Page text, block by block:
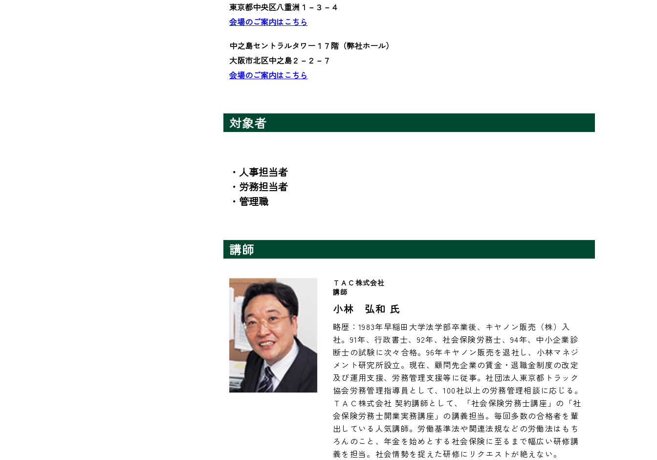
東京都中央区八重洲１－３－４
会場のご案内はこちら
中之島セントラルタワー１７階（弊社ホール）
大阪市北区中之島２－２－７
会場のご案内はこちら
対象者
・人事担当者
・労務担当者
・管理職
講師
ＴＡＣ株式会社
講師
小林 弘和 氏
略歴：1983年早稲田大学法学部卒業後、キヤノン販売（株）入
社。91年、行政書士、92年、社会保険労務士、94年、中小企業診
断士の試験に次々合格。96年キヤノン販売を退社し、小林マネジ
メント研究所設立。現在、顧問先企業の賃金・退職金制度の改定
及び運用支援、労務管理支援等に従事。社団法人東京都トラック
協会労務管理指導員として、100社以上の労務管理相談に応じる。
ＴＡＣ株式会社 契約講師として、「社会保険労務士講座」の「社
会保険労務士開業実務講座」の講義担当。毎回多数の合格者を輩
出している人気講師。労働基準法や関連法規などの労働法はもち
ろんのこと、年金を始めとする社会保険に至るまで幅広い研修講
義を担当。社会情勢を捉えた研修にリクエストが絶えない。